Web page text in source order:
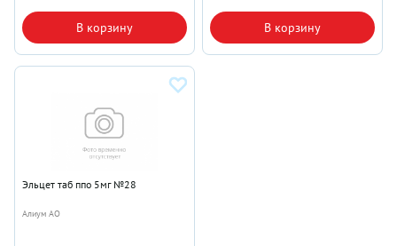
В корзину В корзину
Эльцет таб ппо 5мг №28
Алиум АО